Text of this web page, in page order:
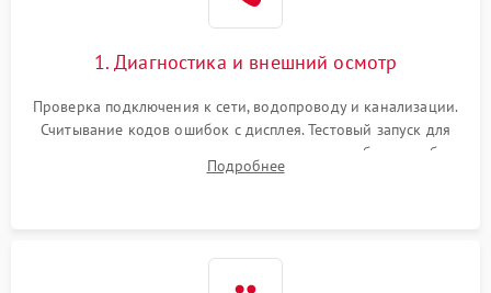
1. Диагностика и внешний осмотр
Проверка подключения к сети, водопроводу и канализации.
Считывание кодов ошибок с дисплея. Тестовый запуск для
выявления посторонних шумов, протечек или сбоев в работе
электронного модуля управления.
Подробнее